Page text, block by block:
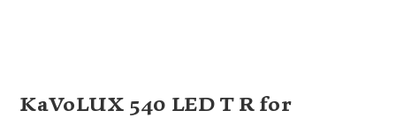
KaVoLUX 540 LED T R for